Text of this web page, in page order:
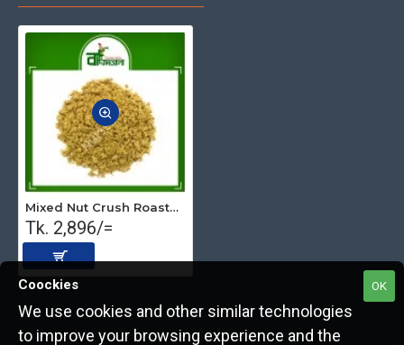
Mixed Nut Crush Roasted Brown (Premium) 1 kg
Tk. 2,896/=
Copyright © 2022, The Nut Seller, All Rights Reserved.
OK
Coockies
We use cookies and other similar technologies
to improve your browsing experience and the